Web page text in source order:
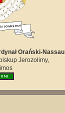
Orański-Nassau
Jerozolimy,